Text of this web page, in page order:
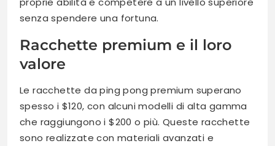
senza spendere una fortuna.
Racchette premium e il loro
valore
Le racchette da ping pong premium superano
spesso i $120, con alcuni modelli di alta gamma
che raggiungono i $200 o più. Queste racchette
sono realizzate con materiali avanzati e